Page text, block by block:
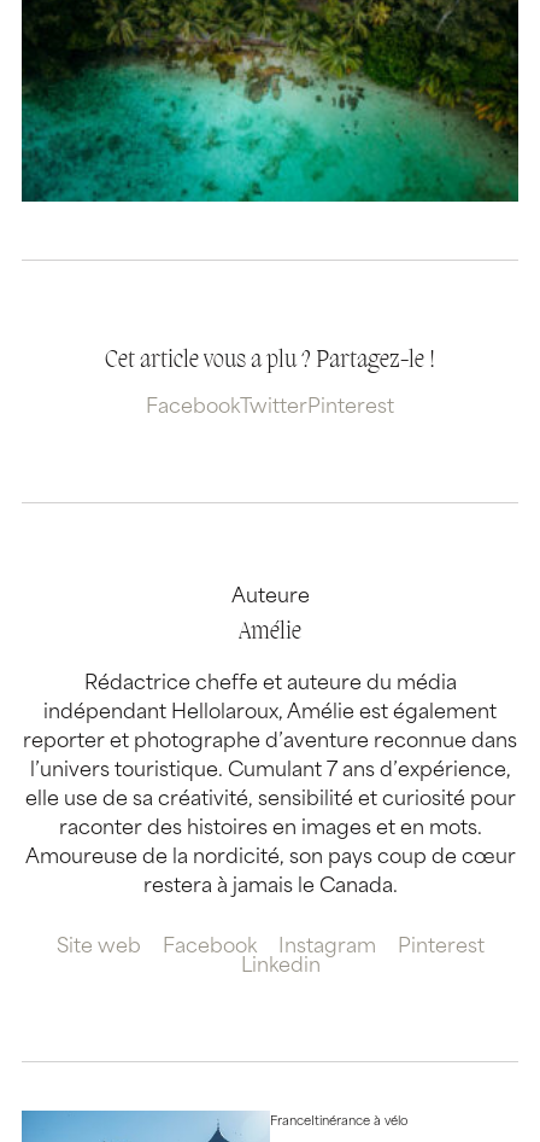
Cet article vous a plu ? Partagez-le !
Facebook TwitterPinterest
Auteure
Amélie
Rédactrice cheffe et auteure du média
indépendant Hellolaroux, Amélie est également
reporter et photographe d’aventure reconnue dans
l’univers touristique. Cumulant 7 ans d’expérience,
elle use de sa créativité, sensibilité et curiosité pour
raconter des histoires en images et en mots.
Amoureuse de la nordicité, son pays coup de cœur
restera à jamais le Canada.
Site web Facebook Instagram
Pinterest
Linkedin
FranceItinérance à vélo